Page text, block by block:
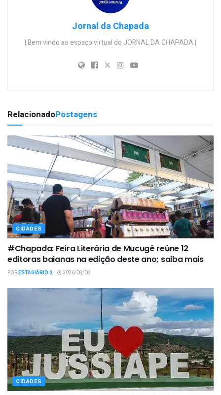
Jornal da Chapada
| Bem vindo ao espaço virtual do JORNAL DA CHAPADA |
RelacionadoPostagens
CIDADES
#Chapada: Feira Literária de Mucugê reúne 12
editoras baianas na edição deste ano; saiba mais
PORESTAGIÁRIO 2 2026/08/08
CIDADES